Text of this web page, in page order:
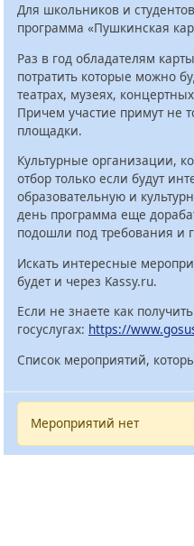
Для школьников и
программа «Пушкинская
Раз в год обладателям
потратить которые можно
театрах, музеях,
Причем участие примут не
площадки.
Культурные организации,
отбор только если будут
образовательную и
день программа еще
подошли под требования и
Искать интересные
будет и через Kassy.ru.
Если не знаете как
госуслугах: https://
Список мероприятий,
Мероприятий нет